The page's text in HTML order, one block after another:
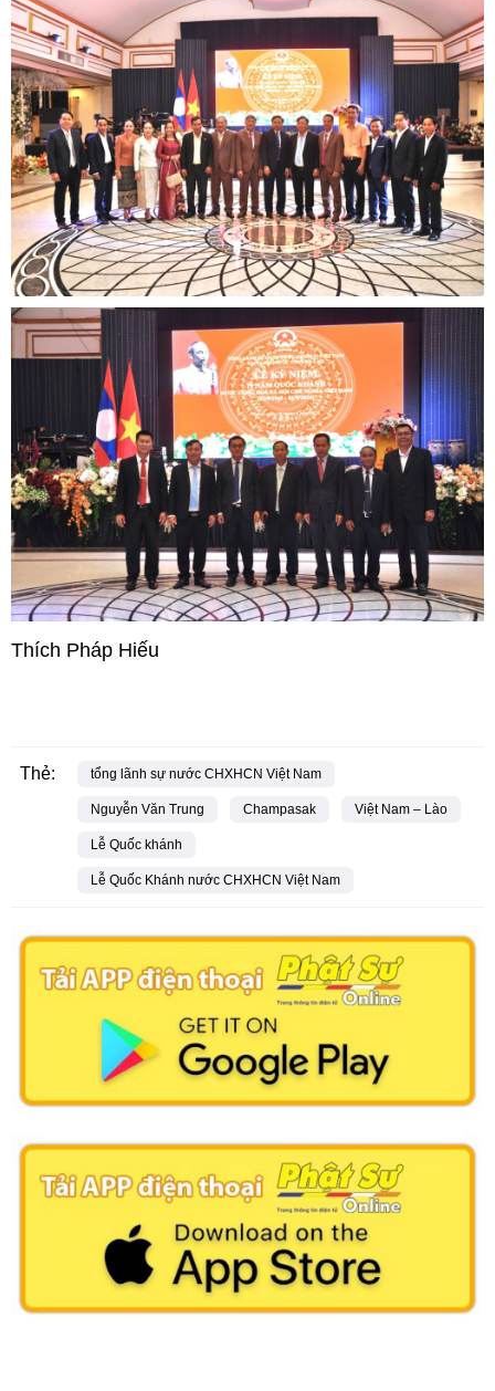
Thích Pháp Hiếu
Thẻ: tổng lãnh sự nước CHXHCN Việt Nam
Nguyễn Văn Trung Champasak Việt Nam – Lào
Lễ Quốc khánh
Lễ Quốc Khánh nước CHXHCN Việt Nam